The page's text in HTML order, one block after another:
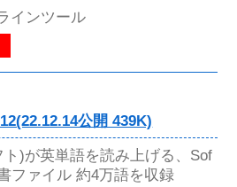
インツール
公開 439K)
)が英単語を読み上げる、Sof
ファイル 約4万語を収録